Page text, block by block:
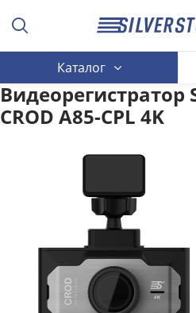
Каталог
Видеорегистратор
CROD A85-CPL 4K